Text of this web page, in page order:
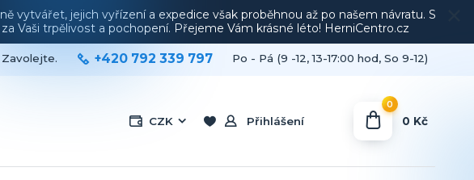
vytvářet, jejich vyřízení a expedice však proběhnou až po našem návratu. S
Vaši trpělivost a pochopení. Přejeme Vám krásné léto! HerniCentro.cz
CZK Přihlášení
+420 792 339 797 Po - Pá (9 -12, 13-17:00 hod, So 9-12)
0
0 Kč